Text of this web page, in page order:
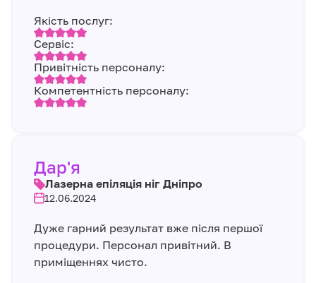
Якість послуг:
Сервіс:
Привітність персоналу:
Компетентність персоналу:
Дар'я
Лазерна епіляція ніг Дніпро
12.06.2024
Дуже гарний результат вже після першої
процедури. Персонал привітний. В
приміщеннях чисто.